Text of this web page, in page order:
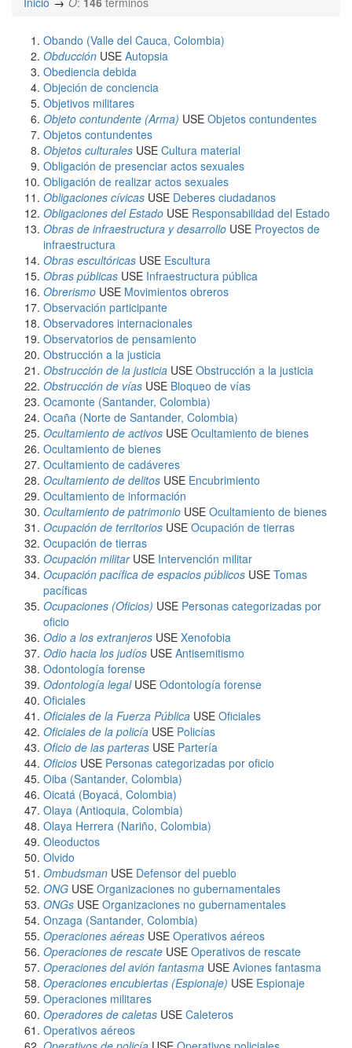
Obando (Valle del Cauca, Colombia)
Obducción USE Autopsia
Obediencia debida
Objeción de conciencia
Objetivos militares
Objeto contundente (Arma) USE Objetos contundentes
Objetos contundentes
Objetos culturales USE Cultura material
Obligación de presenciar actos sexuales
Obligación de realizar actos sexuales
Obligaciones cívicas USE Deberes ciudadanos
Obligaciones del Estado USE Responsabilidad del Estado
Obras de infraestructura y desarrollo USE Proyectos de
infraestructura
Obras escultóricas USE Escultura
Obras públicas USE Infraestructura pública
Obrerismo USE Movimientos obreros
Observación participante
Observadores internacionales
Observatorios de pensamiento
Obstrucción a la justicia
Obstrucción de la justicia USE Obstrucción a la justicia
Obstrucción de vías USE Bloqueo de vías
Ocamonte (Santander, Colombia)
Ocaña (Norte de Santander, Colombia)
Ocultamiento de activos USE Ocultamiento de bienes
Ocultamiento de bienes
Ocultamiento de cadáveres
Ocultamiento de delitos USE Encubrimiento
Ocultamiento de información
Ocultamiento de patrimonio USE Ocultamiento de bienes
Ocupación de territorios USE Ocupación de tierras
Ocupación de tierras
Ocupación militarUSE Intervención militar
Ocupación pacífica de espacios públicos USE Tomas
pacíficas
Ocupaciones (Oficios) USE Personas categorizadas por
oficio
Odio a los extranjeros USE Xenofobia
Odio hacia los judíos USE Antisemitismo
Odontología forense
Odontología legalUSE Odontología forense
Oficiales
Oficiales de la Fuerza Pública USE Oficiales
Oficiales de la policía USE Policías
Oficio de las parteras USE Partería
Oficios USE Personas categorizadas por oficio
Oiba (Santander, Colombia)
Oicatá (Boyacá, Colombia)
Olaya (Antioquia, Colombia)
Olaya Herrera (Nariño, Colombia)
Oleoductos
Olvido
Ombudsman USE Defensor del pueblo
ONG USE Organizaciones no gubernamentales
ONGs USE Organizaciones no gubernamentales
Onzaga (Santander, Colombia)
Operaciones aéreas USE Operativos aéreos
Operaciones de rescate USE Operativos de rescate
Operaciones del avión fantasma USE Aviones fantasma
Operaciones encubiertas (Espionaje) USE Espionaje
Operaciones militares
Operadores de caletas USE Caleteros
Operativos aéreos